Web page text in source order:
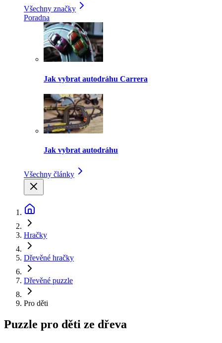
Všechny značky
Poradna
Jak vybrat autodráhu Carrera
Jak vybrat autodráhu
Všechny články
Hračky
Dřevěné hračky
Dřevěné puzzle
Pro děti
Puzzle pro děti ze dřeva